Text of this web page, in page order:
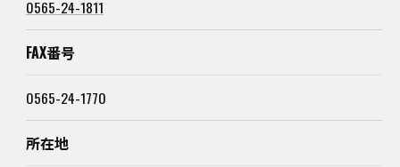
0565-24-1811
FAX番号
0565-24-1770
所在地